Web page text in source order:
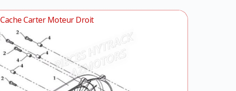
Cache Carter Moteur Droit